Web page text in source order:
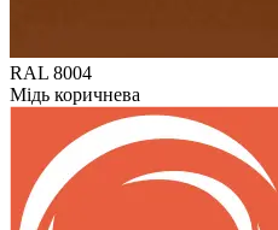
RAL 8004
Мідь коричнева